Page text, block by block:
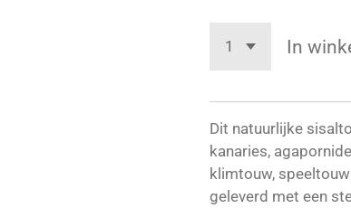
In
Dit natuurlijke
kanaries,
klimtouw,
geleverd met een